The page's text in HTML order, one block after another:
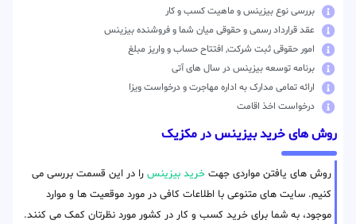
بررسی نوع بیزینس و ماهیت کسب و کار
عقد قرارداد رسمی و حقوقی میان شما و فروشنده بیزینس
امور حقوقی ثبت شرکت, افتتاح حساب و واریز مبلغ
برنامه توسعه بیزینس در سال های آتی
ارائه تمامی مدارک به اداره مهاجرت و درخواست ویزا
درخواست اخذ اقامت
روش های خرید بیزینس در مکزیک
روش های یافتن مواردی جهت خرید بیزینس را در این قسمت بررسی می
کنیم. سایت های متنوعی با اطلاعات کافی در مورد موقعیت ها و موارد
موجود، به شما برای خرید کسب و کار در کشور مورد نظرتان کمک می کنند.